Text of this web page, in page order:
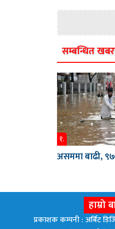
सम्बन्धित
१.
असममा बाढी,
हाम्रो
प्रकाशक कम्पनी : अर्बिट